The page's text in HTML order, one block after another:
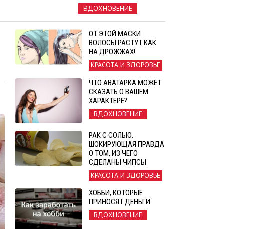
ВДОХНОВЕНИЕ
ОТ ЭТОЙ МАСКИ
ВОЛОСЫ РАСТУТ КАК
НА ДРОЖЖАХ!
КРАСОТА И ЗДОРОВЬЕ
ЧТО АВАТАРКА МОЖЕТ
СКАЗАТЬ О ВАШЕМ
ХАРАКТЕРЕ?
ВДОХНОВЕНИЕ
РАК С СОЛЬЮ.
ШОКИРУЮЩАЯ ПРАВДА
О ТОМ, ИЗ ЧЕГО
СДЕЛАНЫ ЧИПСЫ
КРАСОТА И ЗДОРОВЬЕ
ХОББИ, КОТОРЫЕ
ПРИНОСЯТ ДЕНЬГИ
ВДОХНОВЕНИЕ